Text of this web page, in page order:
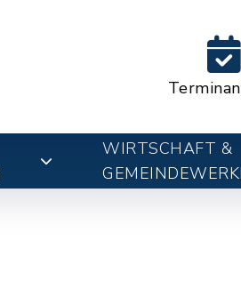
WIRTSCHAFT &